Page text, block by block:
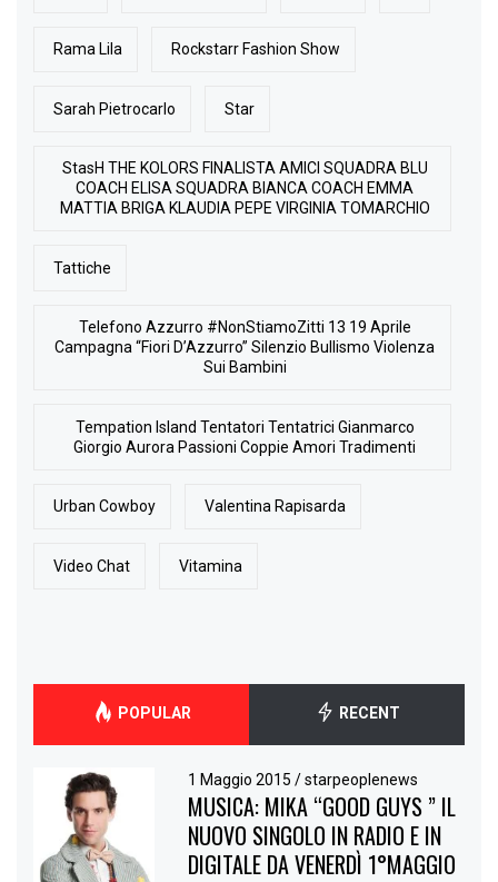
Rama Lila Rockstarr Fashion Show
Sarah Pietrocarlo Star
StasH THE KOLORS FINALISTA AMICI SQUADRA BLU
COACH ELISA SQUADRA BIANCA COACH EMMA
MATTIA BRIGA KLAUDIA PEPE VIRGINIA TOMARCHIO
Tattiche
Telefono Azzurro #NonStiamoZitti 13 19 Aprile
Campagna “Fiori D’Azzurro” Silenzio Bullismo Violenza
Sui Bambini
Tempation Island Tentatori Tentatrici Gianmarco
Giorgio Aurora Passioni Coppie Amori Tradimenti
Urban Cowboy Valentina Rapisarda
Video Chat Vitamina
POPULAR RECENT
1 Maggio 2015/ starpeoplenews
MUSICA: MIKA “GOOD GUYS ” IL
NUOVO SINGOLO IN RADIO E IN
DIGITALE DA VENERDÌ 1°MAGGIO